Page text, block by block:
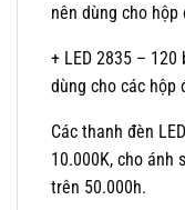
nên dùng cho
+ LED 2835 –
dùng cho các hộp
Các thanh đèn
10.000K, cho ánh
trên 50.000h.